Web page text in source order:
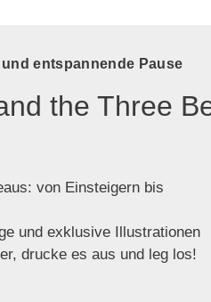
entspannende Pause
the Three
von Einsteigern bis
und exklusive Illustrationen
drucke es aus und leg los!